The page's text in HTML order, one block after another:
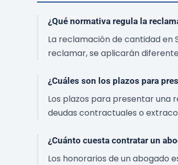
¿Qué normativa regula la
La reclamación de cantidad en
reclamar, se aplicarán
¿Cuáles son los plazos para
Los plazos para presentar una
deudas contractuales o
¿Cuánto cuesta contratar un
Los honorarios de un abogado